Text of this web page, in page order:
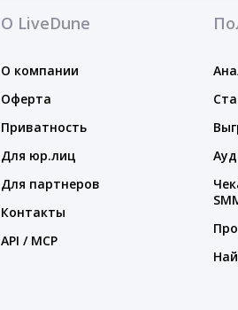
О LiveDune
О компании
Оферта
Приватность
Для юр.лиц
Для партнеров
Контакты
API / MCP